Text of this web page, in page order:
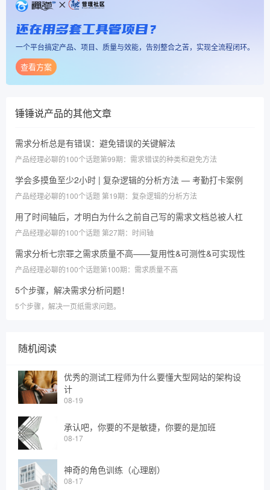
还在用多套工具管项目？
一个平台搞定产品、项目、质量与效能，告别整合之苦，实现全流程闭环。
查看方案
锤锤说产品的其他文章
需求分析总是有错误：避免错误的关键解法
产品经理必聊的100个话题第99期：需求错误的种类和避免方法
学会多摸鱼至少2小时 | 复杂逻辑的分析方法 — 考勤打卡案例
产品经理必聊的100个话题 第19期：复杂逻辑的分析方法
用了时间轴后，才明白为什么之前自己写的需求文档总被人杠
产品经理必聊的100个话题 第27期：时间轴
需求分析七宗罪之需求质量不高——复用性&可测性&可实现性
产品经理必聊的100个话题第100期：需求质量不高
5个步骤，解决需求分析问题！
5个步骤，解决一页纸需求问题。
随机阅读
优秀的测试工程师为什么要懂大型网站的架构设
计
08-19
承认吧，你要的不是敏捷，你要的是加班
08-17
神奇的角色训练（心理剧）
08-17